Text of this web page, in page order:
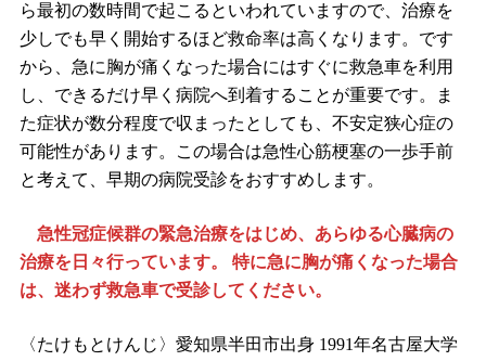
ら最初の数時間で起こるといわれていますので、治療を
少しでも早く開始するほど救命率は高くなります。です
から、急に胸が痛くなった場合にはすぐに救急車を利用
し、できるだけ早く病院へ到着することが重要です。ま
た症状が数分程度で収まったとしても、不安定狭心症の
可能性があります。この場合は急性心筋梗塞の一歩手前
と考えて、早期の病院受診をおすすめします。
急性冠症候群の緊急治療をはじめ、あらゆる心臓病の
治療を日々行っています。 特に急に胸が痛くなった場合
は、迷わず救急車で受診してください。
〈たけもとけんじ〉愛知県半田市出身 1991年名古屋大学